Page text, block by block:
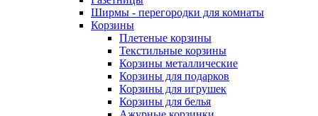
Ширмы - перегородки для комнаты
Корзины
Плетеные корзины
Текстильные корзины
Корзины металлические
Корзины для подарков
Корзины для игрушек
Корзины для белья